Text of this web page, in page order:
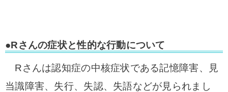
●Rさんの症状と性的な行動について
Rさんは認知症の中核症状である記憶障害、見
当識障害、失行、失認、失語などが見られまし